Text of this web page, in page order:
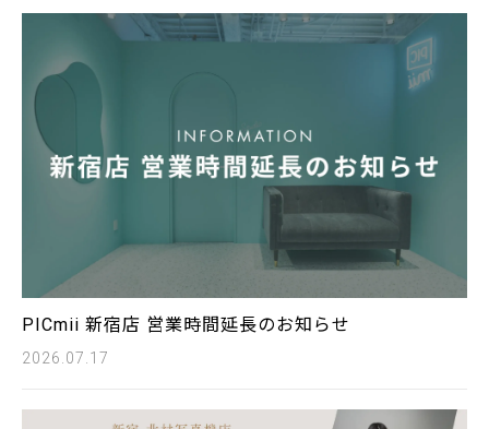
PICmii 新宿店 営業時間延長のお知らせ
2026.07.17